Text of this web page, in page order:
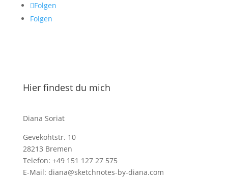
Folgen
Folgen
Hier findest du mich
Diana Soriat
Gevekohtstr. 10
28213 Bremen
Telefon: +49 151 127 27 575
E-Mail: diana@sketchnotes-by-diana.com